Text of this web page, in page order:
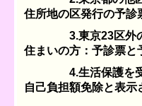
住所地の区発行の予診
3.東京23区外の市
住まいの方：予診票と
4.生活保護を受給
自己負担額免除と表示